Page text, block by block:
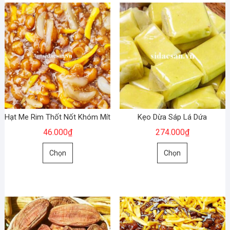
Hạt Me Rim Thốt Nốt Khóm Mít
46.000₫
Chọn
Sản
nhiều
biến
thể.
Kẹo Dừa Sáp Lá Dứa
274.000₫
Chọn
Sản
nhiều
biến
thể.